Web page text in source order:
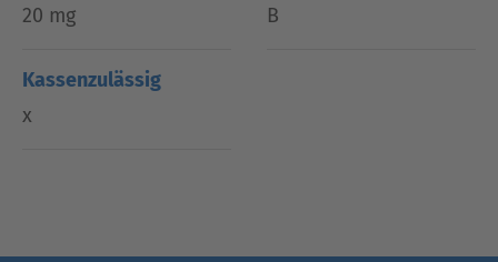
20 mg
B
Kassenzulässig
x